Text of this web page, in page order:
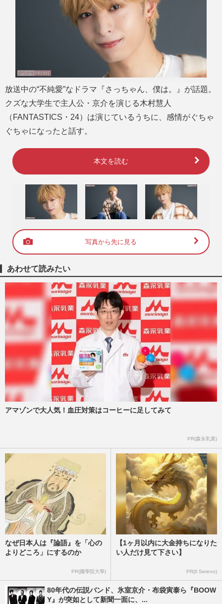
放送中の“不純愛”なドラマ『さっちゃん、僕は。』が話題。
クズな大学生で主人公・京介を演じる木村慧人
（FANTASTICS・24）は演じているうちに、感情がぐちゃ
ぐちゃになったと話す。
本文を読む
写真から先に見る
あわせて読みたい
アマゾンで大人気！血圧対策はコーヒーに足してみて
PR(森永乳業)
なぜ日本人は『論語』を「心の
よりどころ」にするのか
PR(國學院大學)
【1ヶ月以内に大金持ちになりた
い人だけ見て下さい】
PR(Il Sereno)
80年代の伝説バンド、氷室京介・布袋寅泰ら『BOOW
Y』が突如として新聞一面に、...